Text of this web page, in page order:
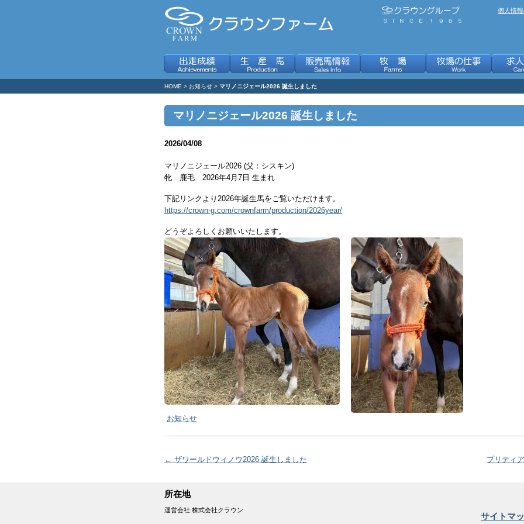
個人情
HOME > お知らせ> マリノニジェール2026 誕生しました
マリノニジェール2026 誕生しました
2026/04/08
マリノニジェール2026 (父：シスキン)
牝 鹿毛 2026年4月7日 生まれ
下記リンクより2026年誕生馬をご覧いただけます。
https://crown-g.com/crownfarm/production/2026year/
どうぞよろしくお願いいたします。
お知らせ
投稿ナビゲーション
← ザワールドウィノウ2026 誕生しました プリティ
所在地
運営会社:株式会社クラウン
サイトマ